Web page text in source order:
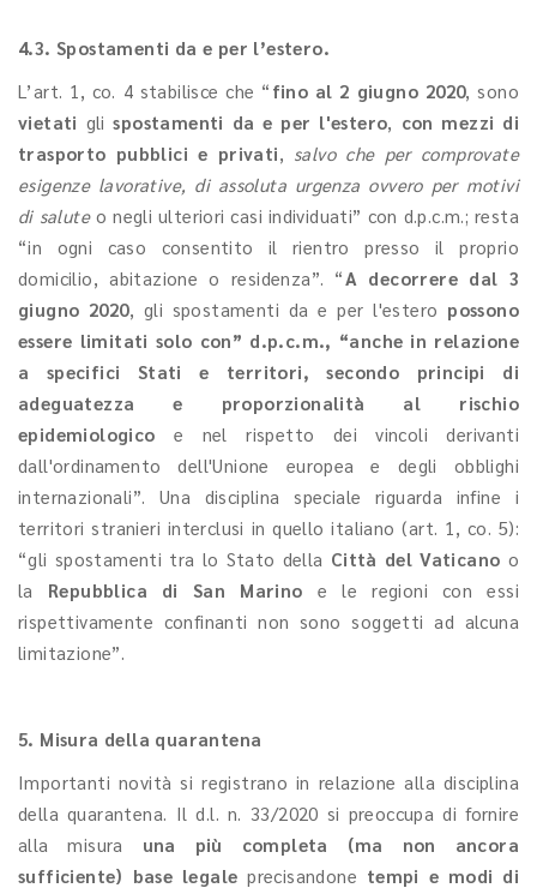
4.3. Spostamenti da e per l’estero.
L’art. 1, co. 4 stabilisce che “ fino al 2 giugno 2020, sono
vietati glispostamenti da e per l'estero, con mezzi di
trasporto pubblici e privati, salvo che per comprovate
esigenze lavorative, di assoluta urgenza ovvero per motivi
di salute o negli ulteriori casi individuati” con d.p.c.m.; resta
“in ogni caso consentito il rientro presso il proprio
domicilio, abitazione o residenza”. “A decorrere dal 3
giugno 2020, gli spostamenti da e per l'estero possono
essere limitati solo con” d.p.c.m., “anche in relazione
a specifici Stati e territori, secondo principi di
adeguatezza e proporzionalità al rischio
epidemiologico e nel rispetto dei vincoli derivanti
dall'ordinamento dell'Unione europea e degli obblighi
internazionali”. Una disciplina speciale riguarda infine i
territori stranieri interclusi in quello italiano (art. 1, co. 5):
“gli spostamenti tra lo Stato della Città del Vaticano o
la Repubblica di San Marino e le regioni con essi
rispettivamente confinanti non sono soggetti ad alcuna
limitazione”.
5. Misura della quarantena
Importanti novità si registrano in relazione alla disciplina
della quarantena. Il d.l. n. 33/2020 si preoccupa di fornire
alla misura una più completa (ma non ancora
sufficiente) base legale precisandone tempi e modi di